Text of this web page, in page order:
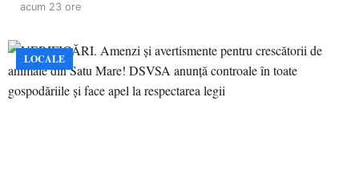
acum 23 ore
LOCALE